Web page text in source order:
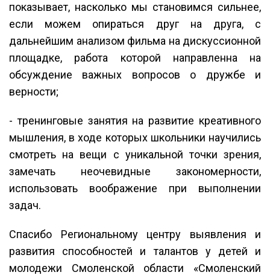
показывает, насколько мы становимся сильнее,
если можем опираться друг на друга, с
дальнейшим анализом фильма на дискуссионной
площадке, работа которой направленна на
обсуждение важных вопросов о дружбе и
верности;
- тренинговые занятия на развитие креативного
мышления, в ходе которых школьники научились
смотреть на вещи с уникальной точки зрения,
замечать неочевидные закономерности,
использовать воображение при выполнении
задач.
Спасибо Региональному центру выявления и
развития способностей и талантов у детей и
молодежи Смоленской области «Смоленский